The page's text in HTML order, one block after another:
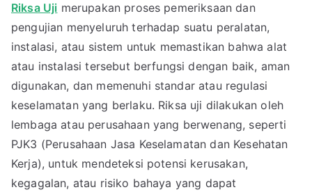
Riksa Uji merupakan proses pemeriksaan dan
pengujian menyeluruh terhadap suatu peralatan,
instalasi, atau sistem untuk memastikan bahwa alat
atau instalasi tersebut berfungsi dengan baik, aman
digunakan, dan memenuhi standar atau regulasi
keselamatan yang berlaku. Riksa uji dilakukan oleh
lembaga atau perusahaan yang berwenang, seperti
PJK3 (Perusahaan Jasa Keselamatan dan Kesehatan
Kerja), untuk mendeteksi potensi kerusakan,
kegagalan, atau risiko bahaya yang dapat